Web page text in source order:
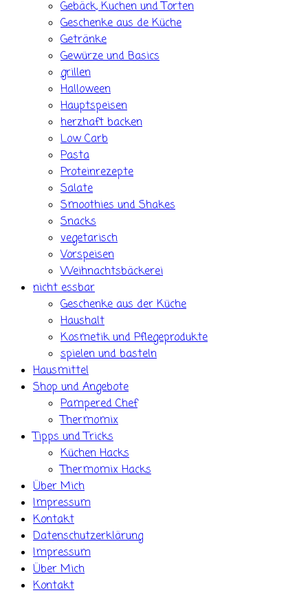
Gebäck, Kuchen und Torten
Geschenke aus de Küche
Getränke
Gewürze und Basics
grillen
Halloween
Hauptspeisen
herzhaft backen
Low Carb
Pasta
Proteinrezepte
Salate
Smoothies und Shakes
Snacks
vegetarisch
Vorspeisen
Weihnachtsbäckerei
nicht essbar
Geschenke aus der Küche
Haushalt
Kosmetik und Pflegeprodukte
spielen und basteln
Hausmittel
Shop und Angebote
Pampered Chef
Thermomix
Tipps und Tricks
Küchen Hacks
Thermomix Hacks
Über Mich
Impressum
Kontakt
Datenschutzerklärung
Impressum
Über Mich
Kontakt